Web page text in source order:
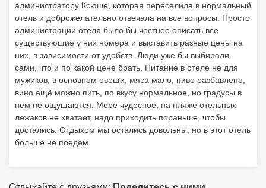
администратору Ксюше, которая переселила в нормальный
отель и доброжелательно отвечала на все вопросы. Просто
администрации отеля было бы честнее описать все
существующие у них номера и выставить разные цены на
них, в зависимости от удобств. Люди уже бы выбирали
сами, что и по какой цене брать. Питание в отеле не для
мужиков, в основном овощи, мяса мало, пиво разбавлено,
вино ещё можно пить, по вкусу нормальное, но градусы в
нем не ощущаются. Море чудесное, на пляже отельных
лежаков не хватает, надо приходить пораньше, чтобы
достались. Отдыхом мы остались довольны, но в этот отель
больше не поедем.